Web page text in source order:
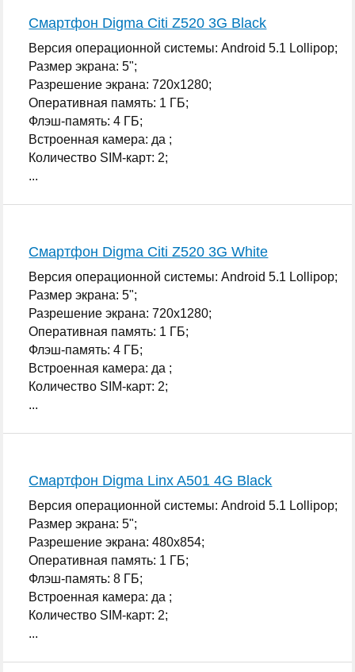
Смартфон Digma Citi Z520 3G Black
Версия операционной системы: Android 5.1 Lollipop;
Размер экрана: 5";
Разрешение экрана: 720x1280;
Оперативная память: 1 ГБ;
Флэш-память: 4 ГБ;
Встроенная камера: да ;
Количество SIM-карт: 2;
...
Смартфон Digma Citi Z520 3G White
Версия операционной системы: Android 5.1 Lollipop;
Размер экрана: 5";
Разрешение экрана: 720x1280;
Оперативная память: 1 ГБ;
Флэш-память: 4 ГБ;
Встроенная камера: да ;
Количество SIM-карт: 2;
...
Смартфон Digma Linx A501 4G Black
Версия операционной системы: Android 5.1 Lollipop;
Размер экрана: 5";
Разрешение экрана: 480x854;
Оперативная память: 1 ГБ;
Флэш-память: 8 ГБ;
Встроенная камера: да ;
Количество SIM-карт: 2;
...